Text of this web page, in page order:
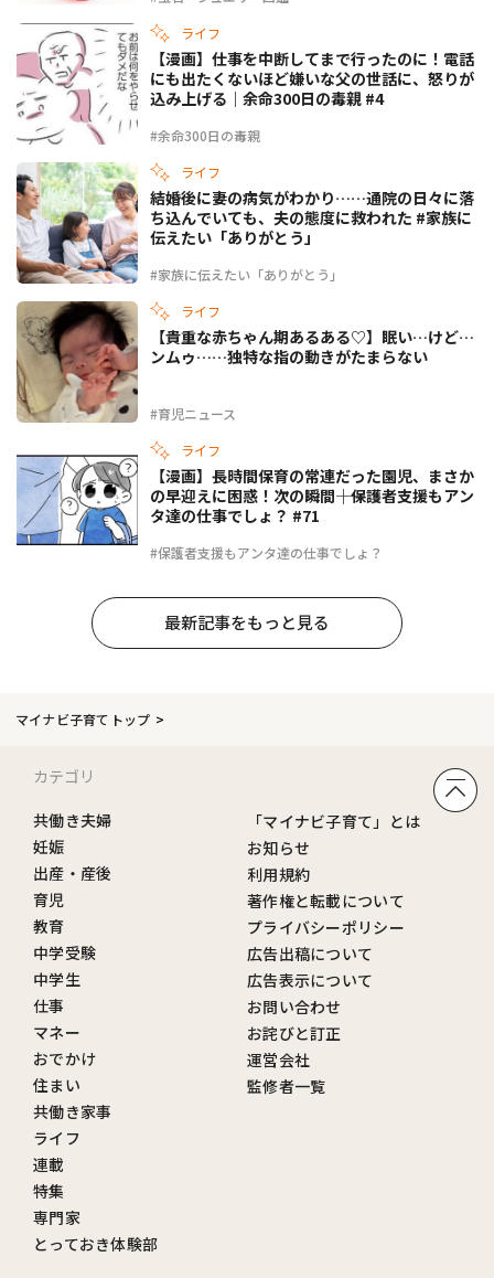
ライフ
#余命300日の毒親
【漫画】仕事を中断してまで行ったのに！電話
にも出たくないほど嫌いな父の世話に、怒りが
込み上げる｜余命300日の毒親 #4
ライフ
#家族に伝えたい「ありがとう」
結婚後に妻の病気がわかり……通院の日々に落
ち込んでいても、夫の態度に救われた #家族に
伝えたい「ありがとう」
ライフ
#育児ニュース
【貴重な赤ちゃん期あるある♡】眠い…けど…
ンムゥ……独特な指の動きがたまらない
ライフ
#保護者支援もアンタ達の仕事でしょ？
【漫画】長時間保育の常連だった園児、まさか
の早迎えに困惑！次の瞬間――｜保護者支援もアン
タ達の仕事でしょ？ #71
最新記事をもっと見る
マイナビ子育てトップ
カテゴリ
共働き夫婦
妊娠
出産・産後
育児
教育
中学受験
中学生
仕事
マネー
おでかけ
住まい
共働き家事
ライフ
連載
特集
専門家
とっておき体験部
「マイナビ子育て」とは
お知らせ
利用規約
著作権と転載について
プライバシーポリシー
広告出稿について
広告表示について
お問い合わせ
お詫びと訂正
運営会社
監修者一覧